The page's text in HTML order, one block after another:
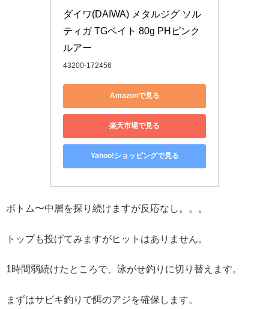
ダイワ(DAIWA) メタルジグ ソル
ティガ TGベイト 80g PHピンク
ルアー
43200-172456
Amazonで見る
楽天市場で見る
Yahoo!ショッピングで見る
ボトム〜中層を探り続けますが反応なし。。。
トップも投げてみますがヒットはありません。
1時間弱続けたところで、泳がせ釣りに切り替えます。
まずはサビキ釣りで餌のアジを確保します。